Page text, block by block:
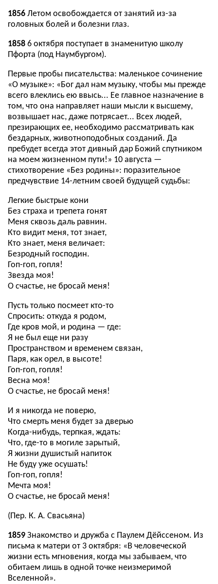
1856Летом освобождается от занятий из-за
головных болей и болезни глаз.
18586 октября поступает в знаменитую школу
Пфорта (под Наумбургом).
Первые пробы писательства: маленькое сочинение
«О музыке»: «Бог дал нам музыку, чтобы мы прежде
всего влеклись ею ввысь... Ее главное назначение в
том, что она направляет наши мысли к высшему,
возвышает нас, даже потрясает... Всех людей,
презирающих ее, необходимо рассматривать как
бездарных, животноподобных созданий. Да
пребудет всегда этот дивный дар Божий спутником
на моем жизненном пути!» 10 августа —
стихотворение «Без родины»: поразительное
предчувствие 14-летним своей будущей судьбы:
Легкие быстрые кони
Без страха и трепета гонят
Меня сквозь даль равнин.
Кто видит меня, тот знает,
Кто знает, меня величает:
Безродный господин.
Гоп-гоп, гопля!
Звезда моя!
О счастье, не бросай меня!
Пусть только посмеет кто-то
Спросить: откуда я родом,
Где кров мой, и родина — где:
Я не был еще ни разу
Пространством и временем связан,
Паря, как орел, в высоте!
Гоп-гоп, гопля!
Весна моя!
О счастье, не бросай меня!
И я никогда не поверю,
Что смерть меня будет за дверью
Когда-нибудь, терпкая, ждать:
Что, где-то в могиле зарытый,
Я жизни душистый напиток
Не буду уже осушать!
Гоп-гоп, гопля!
Мечта моя!
О счастье, не бросай меня!
(Пер. К. А. Свасьяна)
1859Знакомство и дружба с Паулем Дёйссеном. Из
письма к матери от 3 октября: «В человеческой
жизни есть мгновения, когда мы забываем, что
обитаем лишь в одной точке неизмеримой
Вселенной».